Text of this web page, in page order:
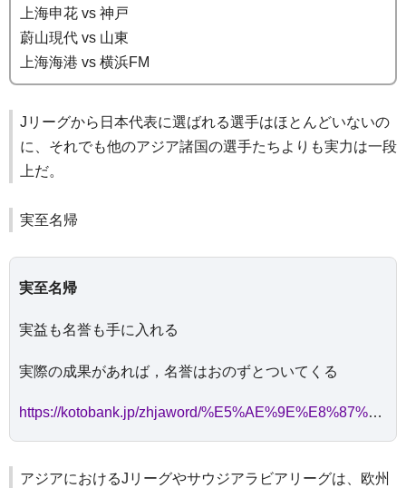
上海申花 vs 神戸
蔚山現代 vs 山東
上海海港 vs 横浜FM
Jリーグから日本代表に選ばれる選手はほとんどいないの
に、それでも他のアジア諸国の選手たちよりも実力は一段
上だ。
実至名帰
実至名帰
実益も名誉も手に入れる
実際の成果があれば，名誉はおのずとついてくる
https://kotobank.jp/zhjaword/%E5%AE%9E%E8%87%B3%E5%90%8D%E5%BD%92
アジアにおけるJリーグやサウジアラビアリーグは、欧州